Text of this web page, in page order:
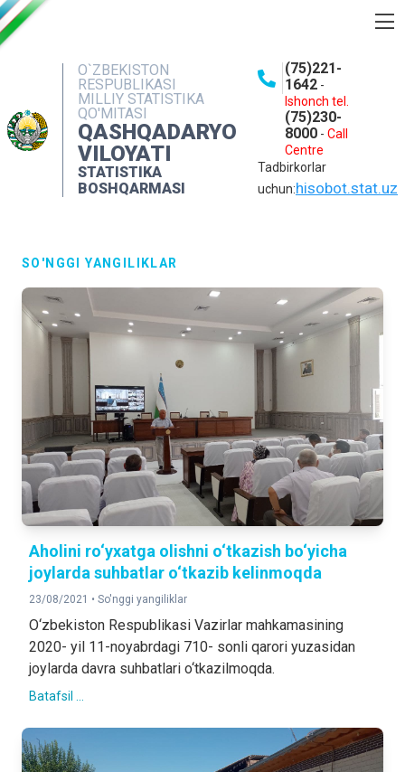
O`ZBEKISTON
RESPUBLIKASI
MILLIY STATISTIKA
QO'MITASI
QASHQADARYO
VILOYATI
STATISTIKA
BOSHQARMASI
(75)221-
1642 -
Ishonch tel.
(75)230-
8000 - Call
Centre
Tadbirkorlar
uchun:hisobot.stat.uz
OCHIQ MA'LUMOTLAR
NASHRLAR
INTERAKTIV XIZMATLAR
MATBUOT XIZMATI
SO'NGGI YANGILIKLAR
Aholini ro‘yxatga olishni o‘tkazish bo‘yicha
joylarda suhbatlar o‘tkazib kelinmoqda
23/08/2021 • So'nggi yangiliklar
O‘zbekiston Respublikasi Vazirlar mahkamasining
2020- yil 11-noyabrdagi 710- sonli qarori yuzasidan
joylarda davra suhbatlari o‘tkazilmoqda.
Batafsil ...